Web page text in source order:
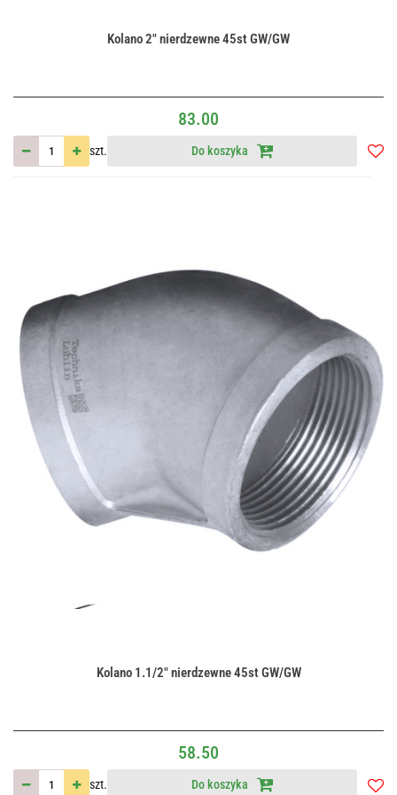
Kolano 2" nierdzewne 45st GW/GW
83.00
szt. Do koszyka
Kolano 1.1/2" nierdzewne 45st GW/GW
58.50
szt. Do koszyka